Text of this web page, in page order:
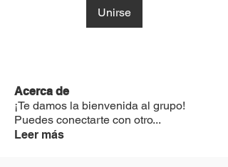
Unirse
Acerca de
¡Te damos la bienvenida al grupo!
Puedes conectarte con otro...
Leer más